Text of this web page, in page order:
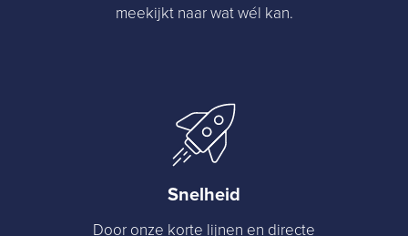
meekijkt naar wat wél kan.
Snelheid
Door onze korte lijnen en directe